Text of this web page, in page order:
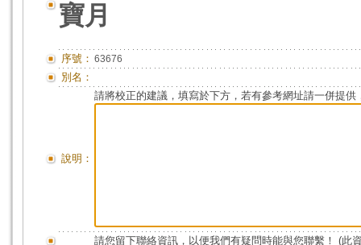
寶月
序號： 63676
別名：
說明：
請將校正的建議，填寫於下方，若有參考網址請一併提供
請您留下聯絡資訊，以便我們有疑問時能與您聯繫！ (此